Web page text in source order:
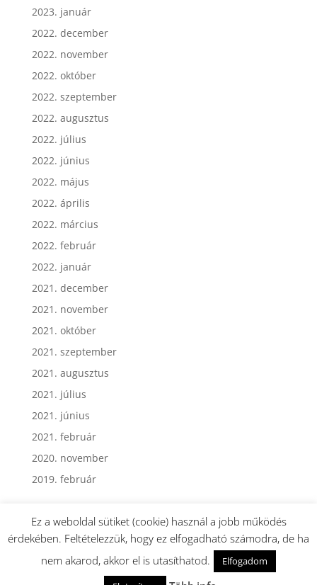
2023. január
2022. december
2022. november
2022. október
2022. szeptember
2022. augusztus
2022. július
2022. június
2022. május
2022. április
2022. március
2022. február
2022. január
2021. december
2021. november
2021. október
2021. szeptember
2021. augusztus
2021. július
2021. június
2021. február
2020. november
2019. február
Webmester: Dormán György - Minden jog fenntartva.
Ez a weboldal sütiket (cookie) használ a jobb működés
érdekében. Feltételezzük, hogy ez elfogadható számodra, de ha
nem akarod, akkor el is utasíthatod.
Elfogadom